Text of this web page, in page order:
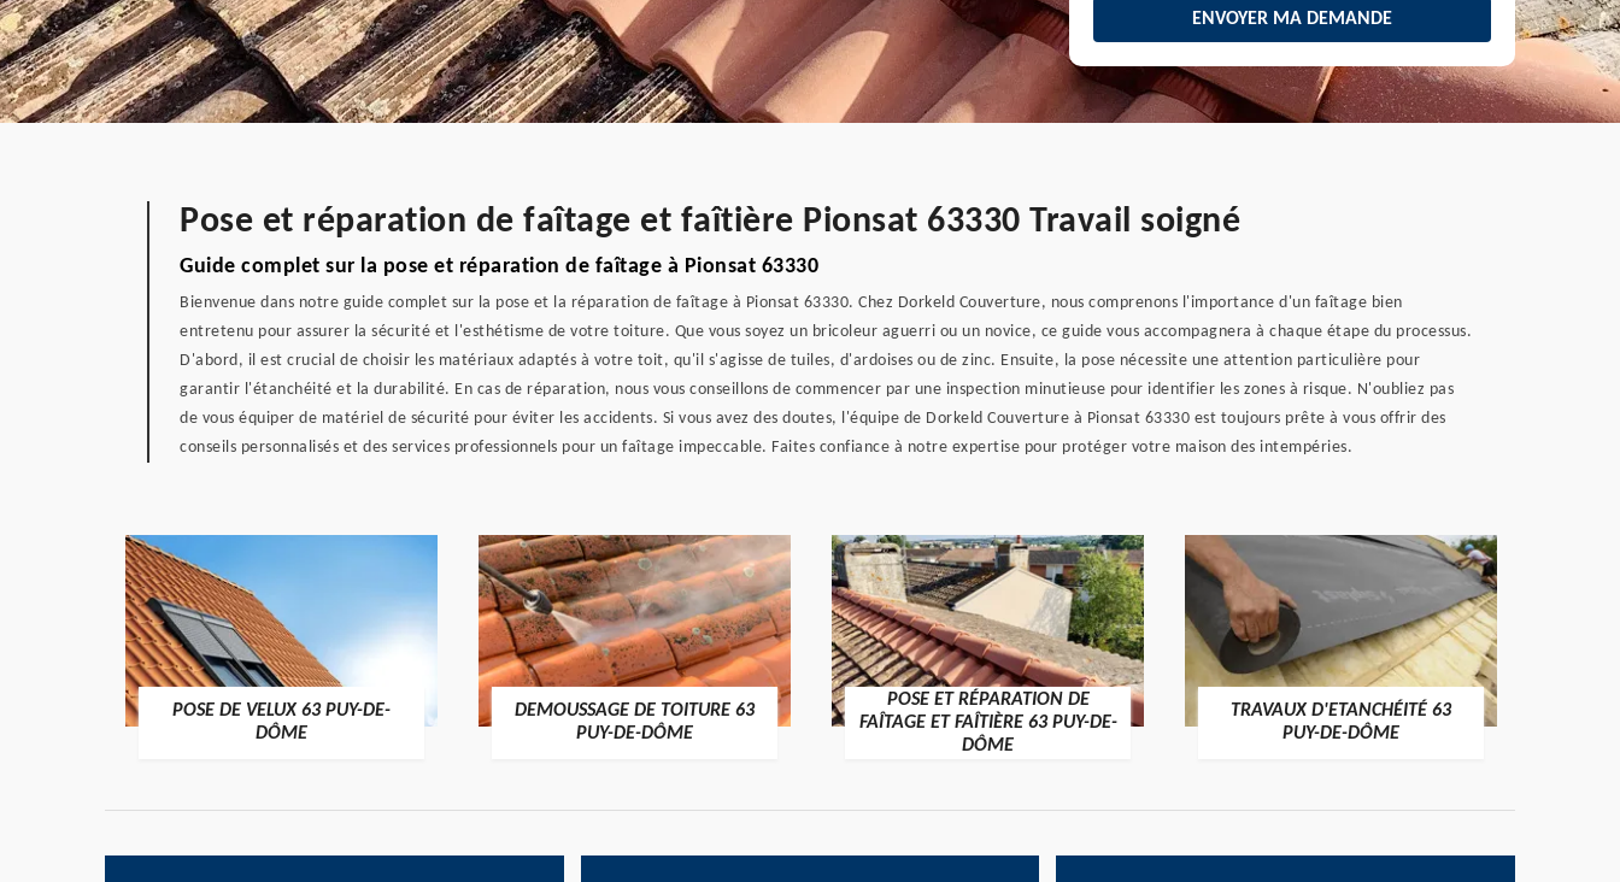
Pose et réparation de faîtage et faîtière Pionsat 63330 Travail soigné
Guide complet sur la pose et réparation de faîtage à Pionsat 63330
Bienvenue dans notre guide complet sur la pose et la réparation de faîtage à Pionsat 63330. Chez Dorkeld Couverture, nous comprenons l'importance d'un faîtage bien
entretenu pour assurer la sécurité et l'esthétisme de votre toiture. Que vous soyez un bricoleur aguerri ou un novice, ce guide vous accompagnera à chaque étape du processus.
D'abord, il est crucial de choisir les matériaux adaptés à votre toit, qu'il s'agisse de tuiles, d'ardoises ou de zinc. Ensuite, la pose nécessite une attention particulière pour
garantir l'étanchéité et la durabilité. En cas de réparation, nous vous conseillons de commencer par une inspection minutieuse pour identifier les zones à risque. N'oubliez pas
de vous équiper de matériel de sécurité pour éviter les accidents. Si vous avez des doutes, l'équipe de Dorkeld Couverture à Pionsat 63330 est toujours prête à vous offrir des
conseils personnalisés et des services professionnels pour un faîtage impeccable. Faites confiance à notre expertise pour protéger votre maison des intempéries.
POSE DE VELUX 63 PUY-DE-
DÔME
DEMOUSSAGE DE TOITURE 63
PUY-DE-DÔME
POSE ET RÉPARATION DE
FAÎTAGE ET FAÎTIÈRE 63 PUY-DE-
DÔME
TRAVAUX D'ETANCHÉITÉ 63
PUY-DE-DÔME